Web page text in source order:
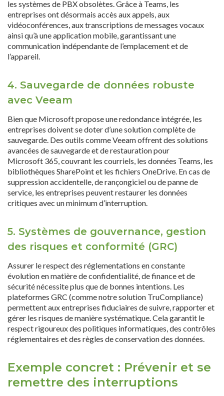
les systèmes de PBX obsolètes. Grâce à Teams, les
entreprises ont désormais accès aux appels, aux
vidéoconférences, aux transcriptions de messages vocaux
ainsi qu’à une application mobile, garantissant une
communication indépendante de l’emplacement et de
l’appareil.
4. Sauvegarde de données robuste
avec Veeam
Bien que Microsoft propose une redondance intégrée, les
entreprises doivent se doter d’une solution complète de
sauvegarde. Des outils comme Veeam offrent des solutions
avancées de sauvegarde et de restauration pour
Microsoft 365, couvrant les courriels, les données Teams, les
bibliothèques SharePoint et les fichiers OneDrive. En cas de
suppression accidentelle, de rançongiciel ou de panne de
service, les entreprises peuvent restaurer les données
critiques avec un minimum d’interruption.
5. Systèmes de gouvernance, gestion
des risques et conformité (GRC)
Assurer le respect des réglementations en constante
évolution en matière de confidentialité, de finance et de
sécurité nécessite plus que de bonnes intentions. Les
plateformes GRC (comme notre solution TruCompliance)
permettent aux entreprises fiduciaires de suivre, rapporter et
gérer les risques de manière systématique. Cela garantit le
respect rigoureux des politiques informatiques, des contrôles
réglementaires et des règles de conservation des données.
Exemple concret : Prévenir et se
remettre des interruptions